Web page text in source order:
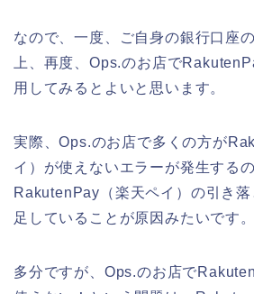
なので、一度、ご自身の銀行口座
上、再度、Ops.のお店で
用してみるとよいと思います。
実際、Ops.のお店で多くの方が
イ）が使えないエラーが発生する
RakutenPay（楽天ペイ）の引き
足していることが原因みたいです。
多分ですが、Ops.のお店で